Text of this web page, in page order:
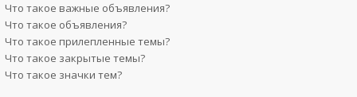
Что такое важные объявления?
Что такое объявления?
Что такое прилепленные темы?
Что такое закрытые темы?
Что такое значки тем?